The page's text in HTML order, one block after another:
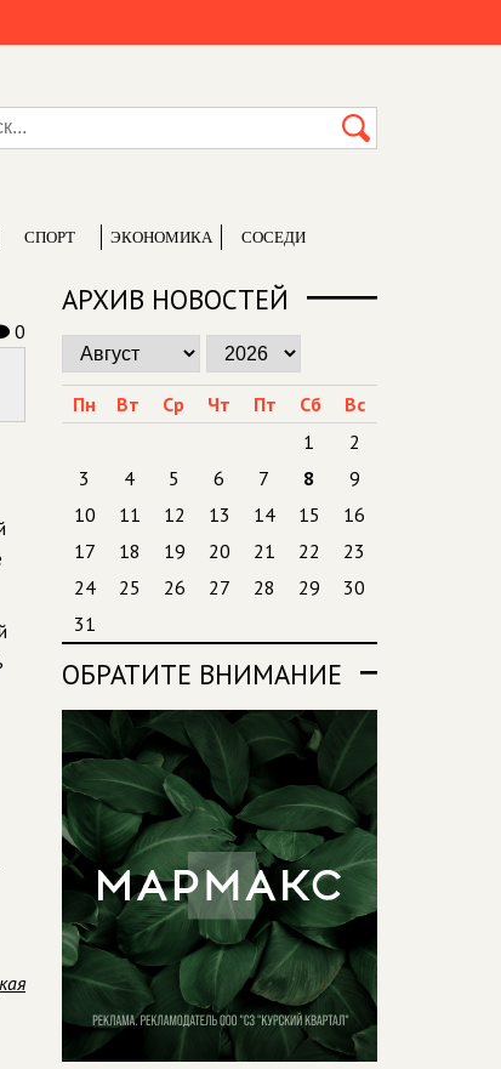
СПОРТ ЭКОНОМИКА СОСЕДИ
0
АРХИВ НОВОСТЕЙ
Пн Вт Ср Чт Пт Сб
Вс
1
2
3
4 5 6 7 8
9
10
11 12 13 14 15
16
17
18 19 20 21 22
23
24
25 26 27 28 29
30
31
ОБРАТИТЕ ВНИМАНИЕ